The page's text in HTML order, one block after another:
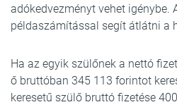
adókedvezményt vehet igénybe.
példaszámítással segít átlátni a
Ha az egyik szülőnek a nettó
ő bruttóban 345 113 forintot
keresetű szülő bruttó fizetése